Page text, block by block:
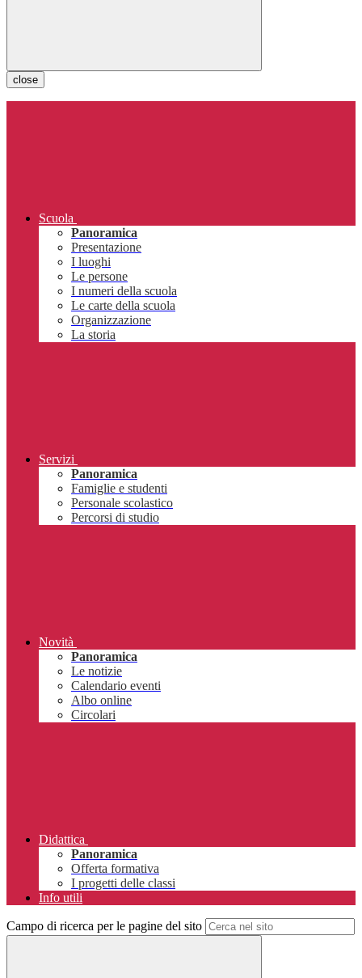
close
Scuola
Panoramica
Presentazione
I luoghi
Le persone
I numeri della scuola
Le carte della scuola
Organizzazione
La storia
Servizi
Panoramica
Famiglie e studenti
Personale scolastico
Percorsi di studio
Novità
Panoramica
Le notizie
Calendario eventi
Albo online
Circolari
Didattica
Panoramica
Offerta formativa
I progetti delle classi
Info utili
Campo di ricerca per le pagine del sito